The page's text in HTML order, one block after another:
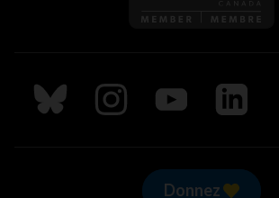
Suivez nous sur Bluesky
Suivez nous surSuivez nous sur
Suivez
Donnez